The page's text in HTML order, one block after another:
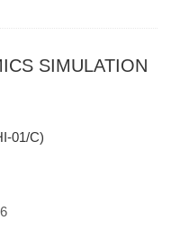
SIMULATION
01/C)